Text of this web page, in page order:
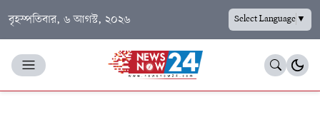
বৃহস্পতিবার, ৬ আগস্ট, ২০২৬ Select Language▼